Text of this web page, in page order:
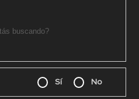
Sí No